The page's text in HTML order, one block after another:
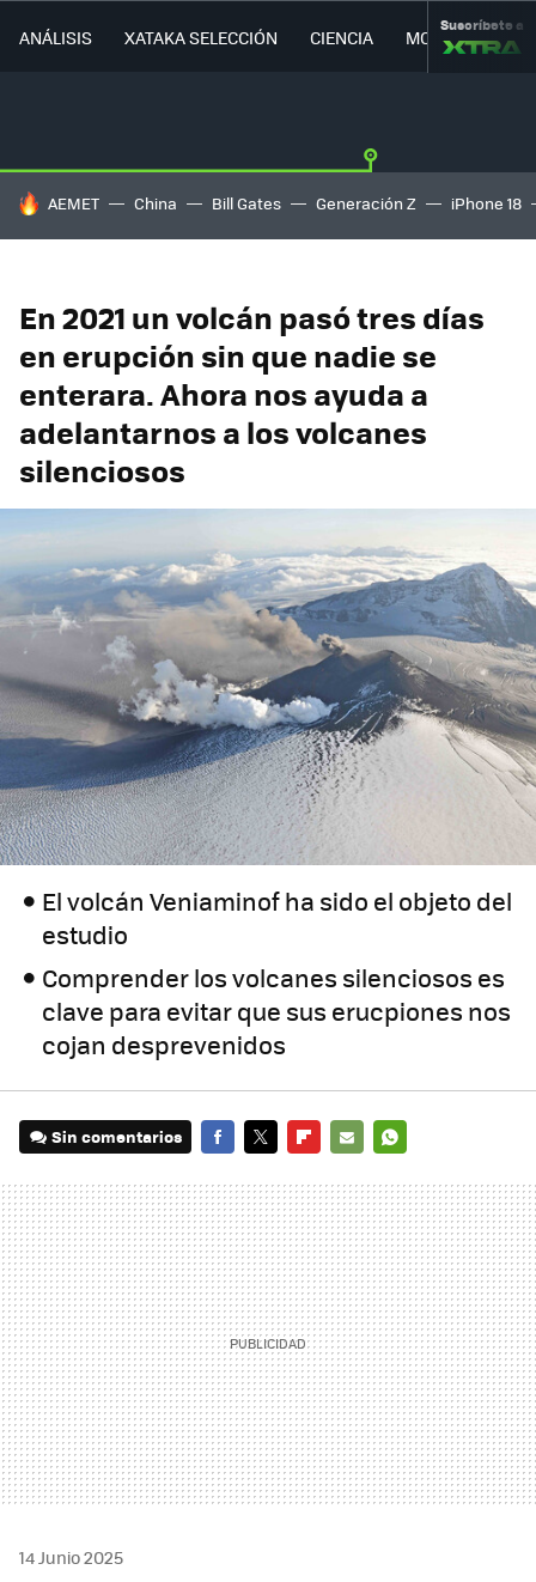
ANÁLISIS XATAKA SELECCIÓN CIENCIA MOVILIDAD
Suscríbete a
HOY SE HABLA DE
AEMET China Bill Gates Generación Z iPhone 18
En 2021 un volcán pasó tres días
en erupción sin que nadie se
enterara. Ahora nos ayuda a
adelantarnos a los volcanes
silenciosos
El volcán Veniaminof ha sido el objeto del
estudio
Comprender los volcanes silenciosos es
clave para evitar que sus erucpiones nos
cojan desprevenidos
Sin comentarios
MAIL
14 Junio 2025